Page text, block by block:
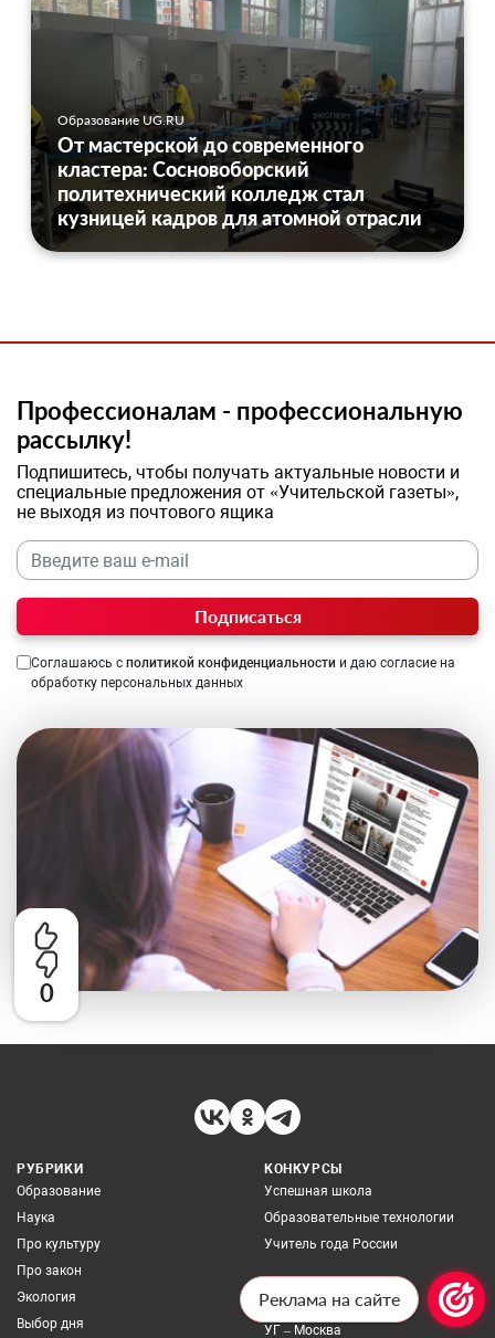
0
Образование UG.RU
От мастерской до современного
кластера: Сосновоборский
политехнический колледж стал
кузницей кадров для атомной отрасли
Профессионалам - профессиональную
рассылку!
Подпишитесь, чтобы получать актуальные новости и
специальные предложения от «Учительской газеты»,
не выходя из почтового ящика
Подписаться
Соглашаюсь с политикой конфиденциальности и даю согласие на
обработку персональных данных
РУБРИКИ
Образование
Наука
Про культуру
Про закон
Экология
Выбор дня
КОНКУРСЫ
Успешная школа
Образовательные технологии
Учитель года России
ИЗДАНИЯ
Сетевое издание UG.RU
УГ – Москва
Реклама на сайте